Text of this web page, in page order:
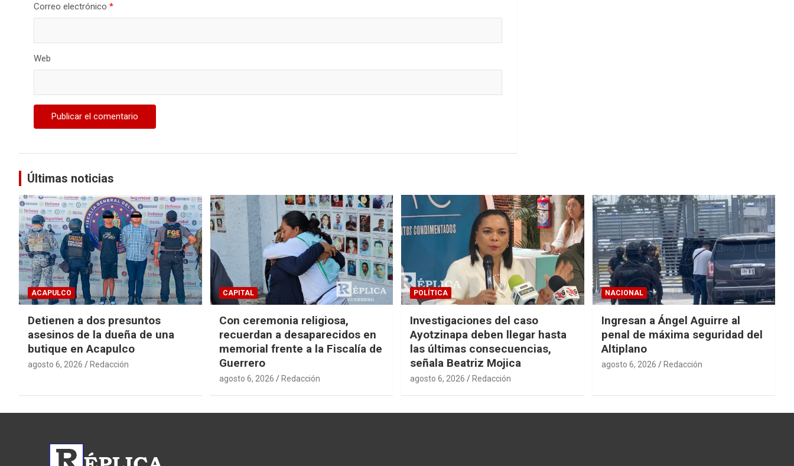
Correo electrónico *
Web
Últimas noticias
ACAPULCO
Detienen a dos presuntos
asesinos de la dueña de una
butique en Acapulco
agosto 6, 2026 Redacción
CAPITAL
Con ceremonia religiosa,
recuerdan a desaparecidos en
memorial frente a la Fiscalía de
Guerrero
agosto 6, 2026 Redacción
POLÍTICA
Investigaciones del caso
Ayotzinapa deben llegar hasta
las últimas consecuencias,
señala Beatriz Mojica
agosto 6, 2026 Redacción
NACIONAL
Ingresan a Ángel Aguirre al
penal de máxima seguridad del
Altiplano
agosto 6, 2026 Redacción